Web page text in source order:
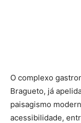
O complexo
Bragueto, já
paisagismo
acessibilidade,